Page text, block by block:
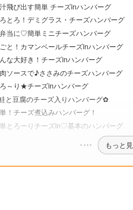
飛び出す簡単 チーズinハンバーグ
とろ！デミグラス・チーズハンバーグ
当に♡簡単ミニチーズハンバーグ
と！カマンベールチーズinハンバーグ
な大好き！チーズinハンバーグ
ソースで♪ささみのチーズハンバーグ
～り★チーズinハンバーグ
と豆腐のチーズ入りハンバーグ✿
！チーズ煮込みハンバーグ！
とろーりチーズin♡基本のハンバーグ
もっと